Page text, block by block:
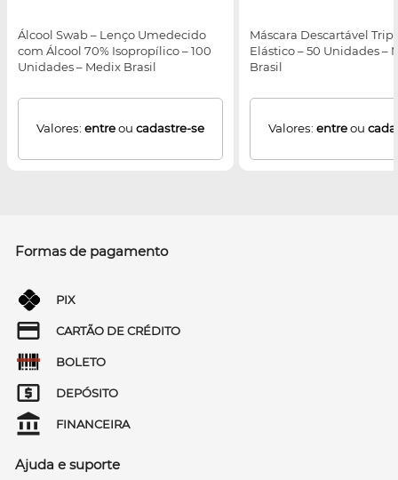
Álcool Swab – Lenço Umedecido
com Álcool 70% Isopropílico – 100
Unidades – Medix Brasil
Valores: entreou cadastre-se
Máscara Descartável
Elástico – 50 Unidades –
Brasil
Valores: entreou
Formas de pagamento
PIX
CARTÃO DE CRÉDITO
BOLETO
DEPÓSITO
FINANCEIRA
Ajuda e suporte